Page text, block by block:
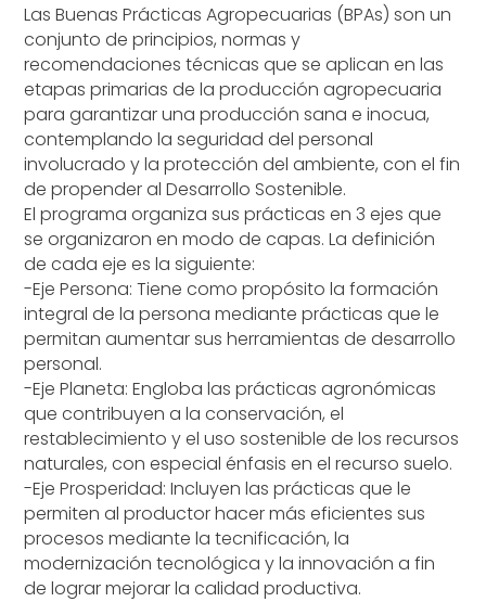
Las Buenas Prácticas Agropecuarias (BPAs) son un
conjunto de principios, normas y
recomendaciones técnicas que se aplican en las
etapas primarias de la producción agropecuaria
para garantizar una producción sana e inocua,
contemplando la seguridad del personal
involucrado y la protección del ambiente, con el fin
de propender al Desarrollo Sostenible.
El programa organiza sus prácticas en 3 ejes que
se organizaron en modo de capas. La definición
de cada eje es la siguiente:
-Eje Persona: Tiene como propósito la formación
integral de la persona mediante prácticas que le
permitan aumentar sus herramientas de desarrollo
personal.
-Eje Planeta: Engloba las prácticas agronómicas
que contribuyen a la conservación, el
restablecimiento y el uso sostenible de los recursos
naturales, con especial énfasis en el recurso suelo.
-Eje Prosperidad: Incluyen las prácticas que le
permiten al productor hacer más eficientes sus
procesos mediante la tecnificación, la
modernización tecnológica y la innovación a fin
de lograr mejorar la calidad productiva.